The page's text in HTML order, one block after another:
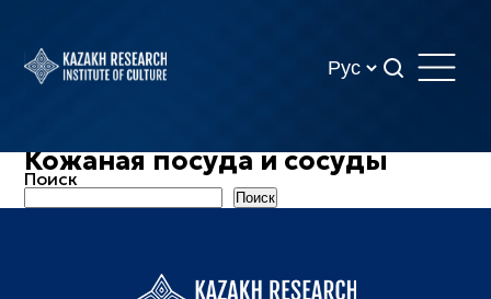
Кожаная посуда и сосуды
Поиск
Поиск